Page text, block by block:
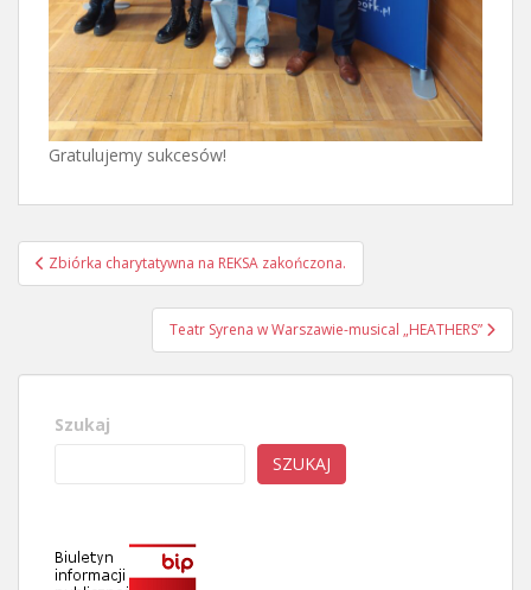
Gratulujemy sukcesów!
Nawigacja
wpisu
Zbiórka charytatywna na REKSA zakończona.
Teatr Syrena w Warszawie-musical „HEATHERS”
Szukaj
SZUKAJ